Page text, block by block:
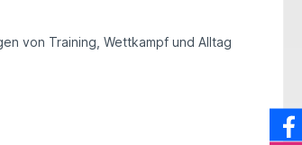
von Training, Wettkampf und Alltag